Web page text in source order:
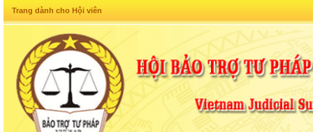
Trang dành cho Hội viên